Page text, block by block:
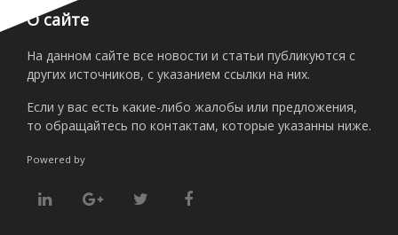
О сайте
На данном сайте все новости и статьи публикуются с
других источников, с указанием ссылки на них.
Если у вас есть какие-либо жалобы или предложения,
то обращайтесь по контактам, которые указанны ниже.
Powered by